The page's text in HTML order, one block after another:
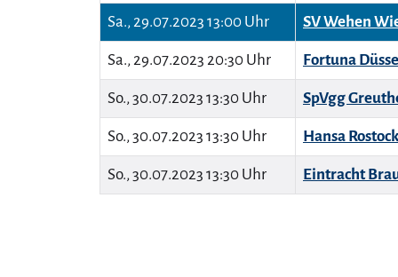
Sa., 29.07.2023 13:00 Uhr SV Wehen
Sa., 29.07.2023 20:30 Uhr Fortuna
So., 30.07.2023 13:30 Uhr SpVgg
So., 30.07.2023 13:30 Uhr Hansa Rostock
So., 30.07.2023 13:30 Uhr Eintracht